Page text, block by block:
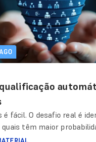
anos, essa resposta
com base em média
mais
é fácil. O desafio real é
têm maior
— antes mesmo do time